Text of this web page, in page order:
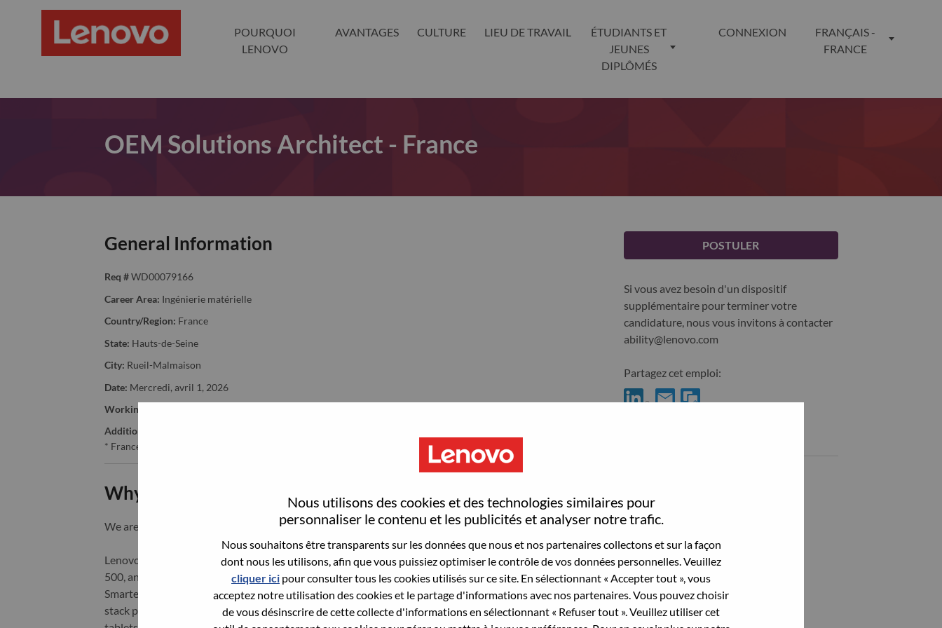
Nous utilisons des cookies et des technologies similaires pour
personnaliser le contenu et les publicités et analyser notre trafic.
Nous souhaitons être transparents sur les données que nous et nos partenaires collectons et sur la façon
dont nous les utilisons, afin que vous puissiez optimiser le contrôle de vos données personnelles. Veuillez
cliquer ici pour consulter tous les cookies utilisés sur ce site. En sélectionnant « Accepter tout », vous
acceptez notre utilisation des cookies et le partage d'informations avec nos partenaires. Vous pouvez choisir
de vous désinscrire de cette collecte d'informations en sélectionnant « Refuser tout ». Veuillez utiliser cet
POURQUOI
LENOVO
AVANTAGES CULTURE LIEU DE TRAVAIL
ÉTUDIANTS ET
JEUNES
DIPLÔMÉS
CONNEXION
FRANÇAIS -
FRANCE
OEM Solutions Architect - France
General Information
Req # WD00079166
Career Area: Ingénierie matérielle
Country/Region: France
State: Hauts-de-Seine
City: Rueil-Malmaison
Date: Mercredi, avril 1, 2026
Working Time:
Additional Locations
* France - Hauts-de-Seine - Rueil-Malmaison
Why Work at Lenovo
We are Lenovo. We do what we say. We own what we do. We WOW our customers.
Lenovo is a US$83 billion revenue global technology powerhouse, ranked #196 in the Fortune Global
500, and serving millions of customers every day in 180 markets. Focused on a bold vision to deliver
Smarter Technology for All, Lenovo has built on its success as the world’s largest PC company with a full-
stack portfolio of AI-enabled, AI-ready, and AI-optimized devices (PCs, workstations, smartphones,
POSTULER
Si vous avez besoin d'un dispositif
supplémentaire pour terminer votre
candidature, nous vous invitons à contacter
ability@lenovo.com
Partagez cet emploi: